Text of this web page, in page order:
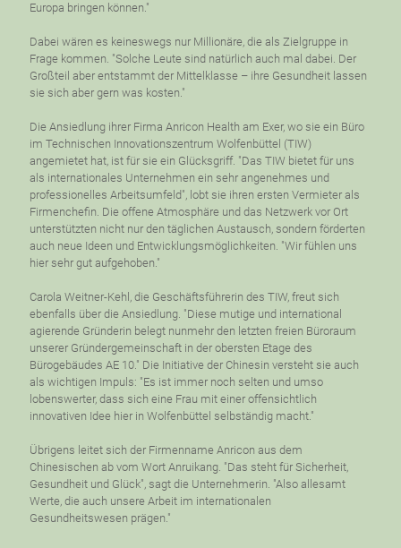
Europa bringen können."
Dabei wären es keineswegs nur Millionäre, die als Zielgruppe in
Frage kommen. "Solche Leute sind natürlich auch mal dabei. Der
Großteil aber entstammt der Mittelklasse – ihre Gesundheit lassen
sie sich aber gern was kosten."
Die Ansiedlung ihrer Firma Anricon Health am Exer, wo sie ein Büro
im Technischen Innovationszentrum Wolfenbüttel (TIW)
angemietet hat, ist für sie ein Glücksgriff. "Das TIW bietet für uns
als internationales Unternehmen ein sehr angenehmes und
professionelles Arbeitsumfeld", lobt sie ihren ersten Vermieter als
Firmenchefin. Die offene Atmosphäre und das Netzwerk vor Ort
unterstützten nicht nur den täglichen Austausch, sondern förderten
auch neue Ideen und Entwicklungsmöglichkeiten. "Wir fühlen uns
hier sehr gut aufgehoben."
Carola Weitner-Kehl, die Geschäftsführerin des TIW, freut sich
ebenfalls über die Ansiedlung. "Diese mutige und international
agierende Gründerin belegt nunmehr den letzten freien Büroraum
unserer Gründergemeinschaft in der obersten Etage des
Bürogebäudes AE 10." Die Initiative der Chinesin versteht sie auch
als wichtigen Impuls: "Es ist immer noch selten und umso
lobenswerter, dass sich eine Frau mit einer offensichtlich
innovativen Idee hier in Wolfenbüttel selbständig macht."
Übrigens leitet sich der Firmenname Anricon aus dem
Chinesischen ab vom Wort Anruikang. "Das steht für Sicherheit,
Gesundheit und Glück", sagt die Unternehmerin. "Also allesamt
Werte, die auch unsere Arbeit im internationalen
Gesundheitswesen prägen."